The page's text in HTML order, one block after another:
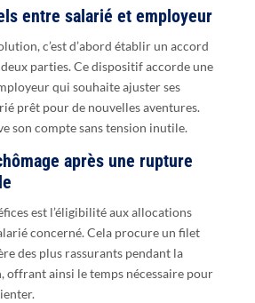
entre salarié et employeur
c’est d’abord établir un accord
parties. Ce dispositif accorde une
qui souhaite ajuster ses
prêt pour de nouvelles aventures.
son compte sans tension inutile.
après une rupture
est l’éligibilité aux allocations
concerné. Cela procure un filet
des plus rassurants pendant la
offrant ainsi le temps nécessaire pour